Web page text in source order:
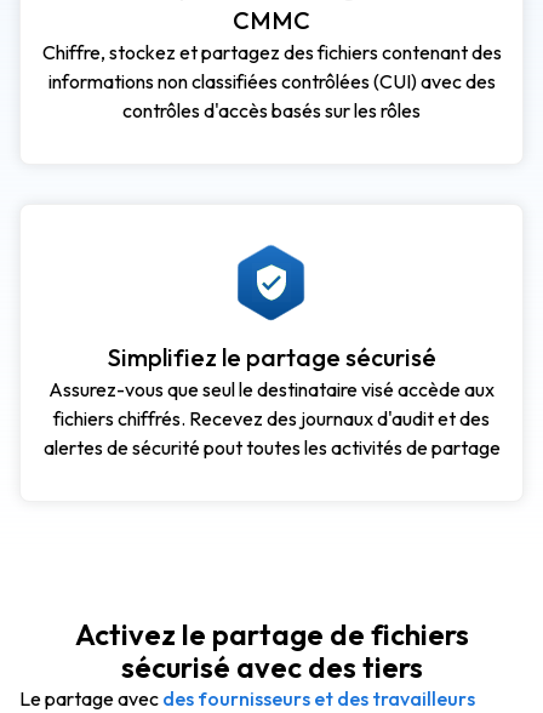
CMMC
Chiffre, stockez et partagez des fichiers contenant des
informations non classifiées contrôlées (CUI) avec des
contrôles d'accès basés sur les rôles
Simplifiez le partage sécurisé
Assurez-vous que seul le destinataire visé accède aux
fichiers chiffrés. Recevez des journaux d'audit et des
alertes de sécurité pout toutes les activités de partage
Activez le partage de fichiers
sécurisé avec des tiers
Le partage avec des fournisseurs et des travailleurs